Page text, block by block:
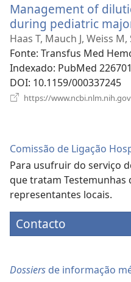
Management of
during pediatric
Haas T, Mauch J, Weiss
Fonte‎: Transfus Med
Indexado‎: PubMed
DOI‎: 10.1159/000337245
https://
Comissão de Ligação
Para usufruir do serviço
que tratam Testemunhas
representantes locais.
Contacto
Dossiers de informação